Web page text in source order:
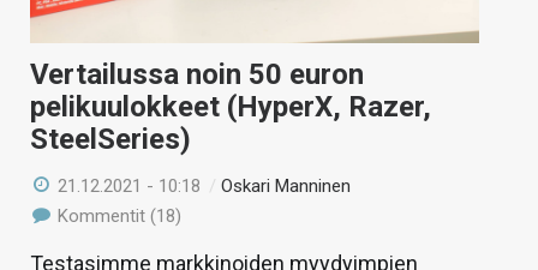
Vertailussa noin 50 euron
pelikuulokkeet (HyperX, Razer,
SteelSeries)
21.12.2021 - 10:18 /Oskari Manninen
Kommentit (18)
Testasimme markkinoiden myydyimpien